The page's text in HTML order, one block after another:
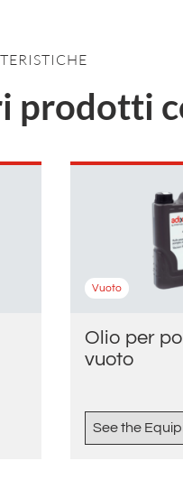
prodotti
Vuoto
Olio per
vuoto
See the